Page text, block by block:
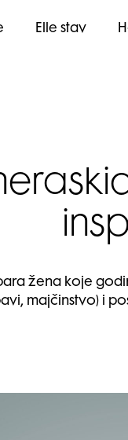
Elle stav
žena koje
majčinstvo) i